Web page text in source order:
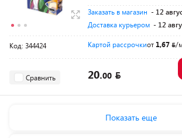
Заказать в магазин - 12
Доставка курьером - 12
Код: 344424 Картой рассрочкиот 1,67 /
Сравнить 20.00
Показать еще